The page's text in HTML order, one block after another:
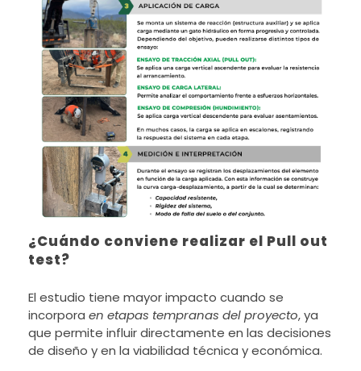
¿Cuándo conviene realizar el Pull out
test?
El estudio tiene mayor impacto cuando se
incorpora en etapas tempranas del proyecto, ya
que permite influir directamente en las decisiones
de diseño y en la viabilidad técnica y económica.